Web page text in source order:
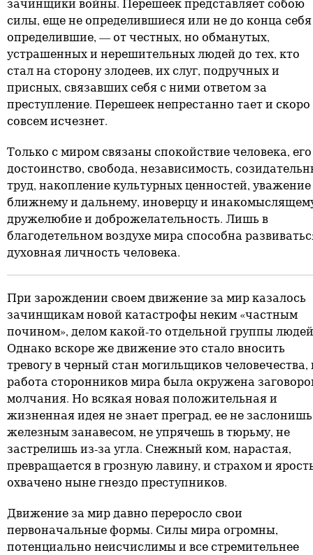
зачинщики войны. Перешеек представляет собою
силы, еще не определившиеся или не до конца себя
определившие, — от честных, но обманутых,
устрашенных и нерешительных людей до тех, кто
стал на сторону злодеев, их слуг, подручных и
присных, связавших себя с ними ответом за
преступление. Перешеек непрестанно тает и скоро
совсем исчезнет.
Только с миром связаны спокойствие человека, его
достоинство, свобода, независимость,
труд, накопление культурных ценностей, уважение
ближнему и дальнему, иноверцу и
дружелюбие и доброжелательность. Лишь в
благодетельном воздухе мира способна
духовная личность человека.
При зарождении своем движение за мир казалось
зачинщикам новой катастрофы неким «частным
почином», делом какой-то отдельной группы
Однако вскоре же движение это стало вносить
тревогу в черный стан могильщиков человечества,
работа сторонников мира была окружена
молчания. Но всякая новая положительная и
жизненная идея не знает преград, ее не заслонишь
железным занавесом, не упрячешь в тюрьму, не
застрелишь из-за угла. Снежный ком, нарастая,
превращается в грозную лавину, и страхом и
охвачено ныне гнездо преступников.
Движение за мир давно переросло свои
первоначальные формы. Силы мира огромны,
потенциально неисчислимы и все стремительнее